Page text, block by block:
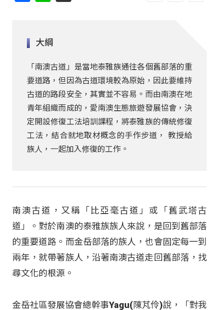
大綱
「南澳古道」是當地泰雅族通往各個舊部落的重
要道路，但因為古道環境較為原始，因此要維持
古道的路段安全，其實並不容易。而由南澳在地
青年組織而成的，愛南澳生態旅遊發展協會，決
定開設修復工法培訓課程，將泰雅族的傳統修復
工法，結合就地取材概念的手作步道， 教授給
族人，一起加入修復的工作。
南澳古道，又稱「比亞毫古道」或「舊武塔古
道」。對於南澳的泰雅族族人來說，是回到舊部落
的重要道路。而金岳部落的族人，也會固定每一到
兩年，就帶著族人，沿著南澳古道走回舊部落，找
尋文化的根源。
金岳社區發展協會總幹事Yagu(陳芃伶)說，「對我